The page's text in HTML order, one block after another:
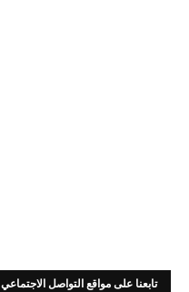
تابعنا على مواقع التواصل الاجتماعي